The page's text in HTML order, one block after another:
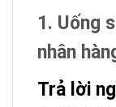
1. Uống
nhân
Trả lời